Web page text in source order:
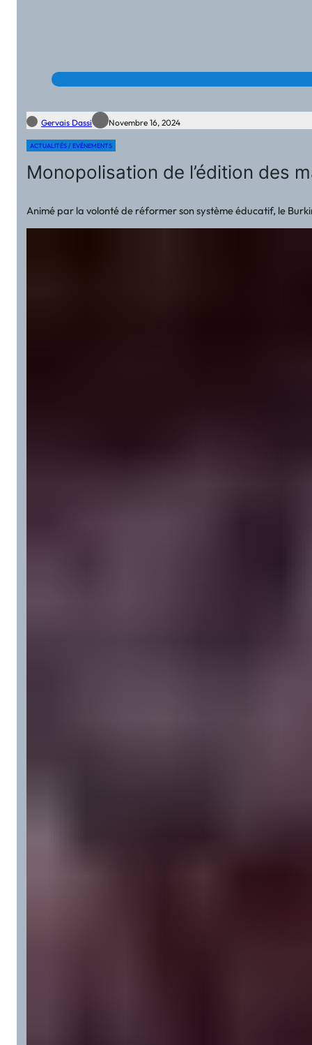
Gervais Dassi Novembre 16, 2024
ACTUALITÉS / EVÉNEMENTS
Monopolisation de l’édition des
Animé par la volonté de réformer son système éducatif, le